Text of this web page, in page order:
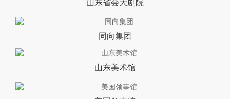
山东省会大剧院
同向集团
山东美术馆